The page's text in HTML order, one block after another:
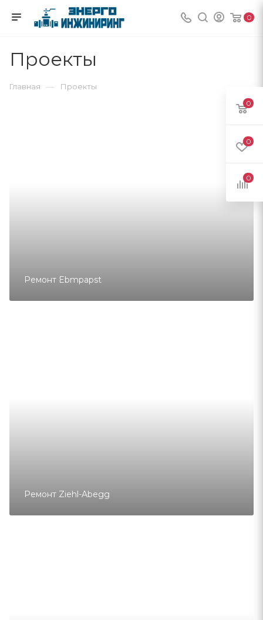
0
Проекты
Главная — Проекты
Ремонт Ebmpapst
Ремонт Ziehl-Abegg
0
0
0